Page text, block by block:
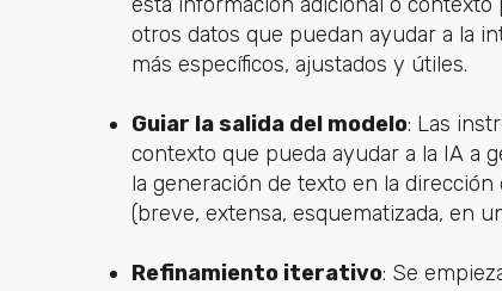
otros datos que puedan ayudar a la
más específicos, ajustados y útiles.
Guiar la salida del modelo: Las
contexto que pueda ayudar a la IA a
la generación de texto en la
(breve, extensa, esquematizada, en
Refinamiento iterativo: Se